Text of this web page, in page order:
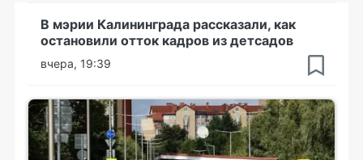
В мэрии Калининграда рассказали, как
остановили отток кадров из детсадов
вчера, 19:39